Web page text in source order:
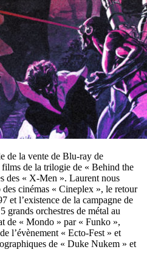
de la vente de Blu-ray de
de la trilogie de « Behind the
des « X-Men ». Laurent nous
cinémas « Cineplex », le retour
et l’existence de la campagne de
grands orchestres de métal au
de « Mondo » par « Funko »,
l’évènement « Ecto-Fest » et
de « Duke Nukem » et